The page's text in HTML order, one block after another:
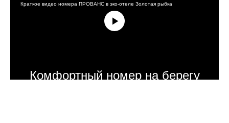
Комфортный номер на берегу
Краткое видео номера ПРОВАНС в эко-отеле Золотая рыбка